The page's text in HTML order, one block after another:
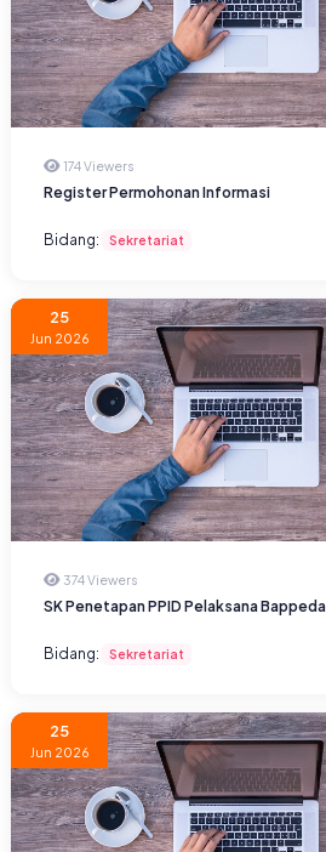
174 Viewers
Register Permohonan Informasi
Bidang: Sekretariat
25
Jun 2026
374 Viewers
SK Penetapan PPID Pelaksana
Bidang: Sekretariat
25
Jun 2026